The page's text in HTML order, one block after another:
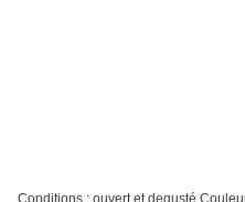
Conditions : ouvert et degusté